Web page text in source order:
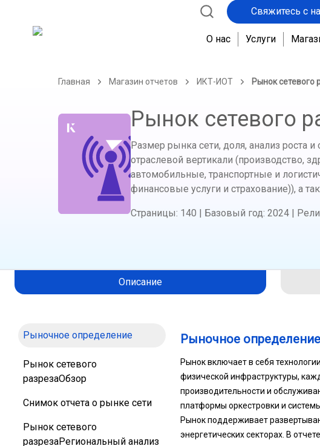
Свяжитесь с
О нас Услуги
Главная Магазин отчетов ИКТ-ИОТ Рынок сетевого
Рынок сетевого
Размер рынка сети, доля, анализ роста
отраслевой вертикали (производство,
автомобильные, транспортные и
финансовые услуги и страхование)), а
Страницы: 140 | Базовый год: 2024 |
Описание
Рыночное определение
Рынок сетевого
разрезаОбзор
Снимок отчета о рынке сети
Рынок сетевого
разрезаРегиональный анализ
Рыночное определение
Рынок включает в себя
физической инфраструктуры,
производительности и
платформы оркестровки и
Рынок поддерживает
энергетических секторах. В